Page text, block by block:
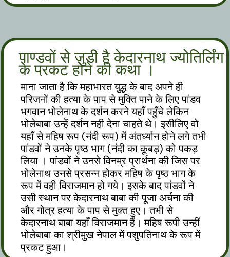
पाण्डवों से जुडी है केदारनाथ ज्योतिर्लिंग
के प्रकट होने की कथा ।
माना जाता है कि महाभारत युद्ध के बाद अपने ही
परिजनों की हत्या के पाप से मुक्ति पाने के लिए पांडव
भगवान भोलेनाथ के दर्शन करने यहाँ पहुँचे लेकिन
भोलेबाबा उन्हें दर्शन नही देना चाहते थे। इसीलिए वो
यहाँ से महिष रूप (नंदी रूप) में अंतर्ध्यान होने लगे तभी
पांडवों ने उनके पृष्ठ भाग (नंदी का कूबड़) को पकड़
लिया । पांडवों ने उनसे विनम्र प्रार्थना की जिस पर
भोलेनाथ उनसे प्रसन्न होकर महिष के पृष्ठ भाग के
रूप में वही विराजमान हो गये। इसके बाद पांडवों ने
उसी स्थान पर केदारनाथ बाबा की पूजा अर्चना की
और गोत्र हत्या के पाप से मुक्त हुए। तभी से
केदारनाथ बाबा यहाँ विराजमान हैं। महिष रूपी उन्हीं
भोलेबाबा का श्रीमुख नेपाल में पशुपतिनाथ के रूप में
प्रकट हुआ।